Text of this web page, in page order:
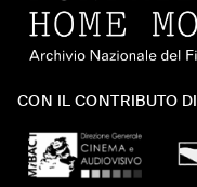
CON IL CONTRIBUTO DI